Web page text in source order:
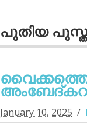
പുതിയ
വൈക്കത്തെ
January 10, 2025